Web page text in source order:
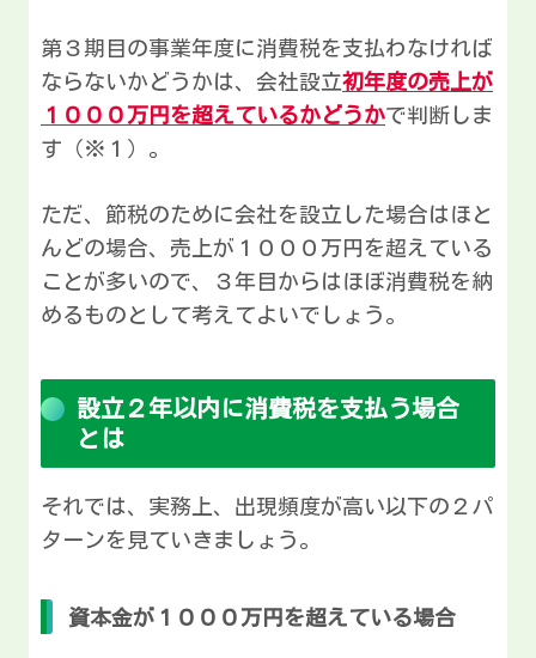
第３期目の事業年度に消費税を支払わなければ
ならないかどうかは、会社設立初年度の売上が
１０００万円を超えているかどうかで判断しま
す（※１）。
ただ、節税のために会社を設立した場合はほと
んどの場合、売上が１０００万円を超えている
ことが多いので、３年目からはほぼ消費税を納
めるものとして考えてよいでしょう。
設立２年以内に消費税を支払う場合
とは
それでは、実務上、出現頻度が高い以下の２パ
ターンを見ていきましょう。
資本金が１０００万円を超えている場合